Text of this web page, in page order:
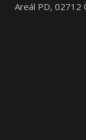
Areál PD, 02712